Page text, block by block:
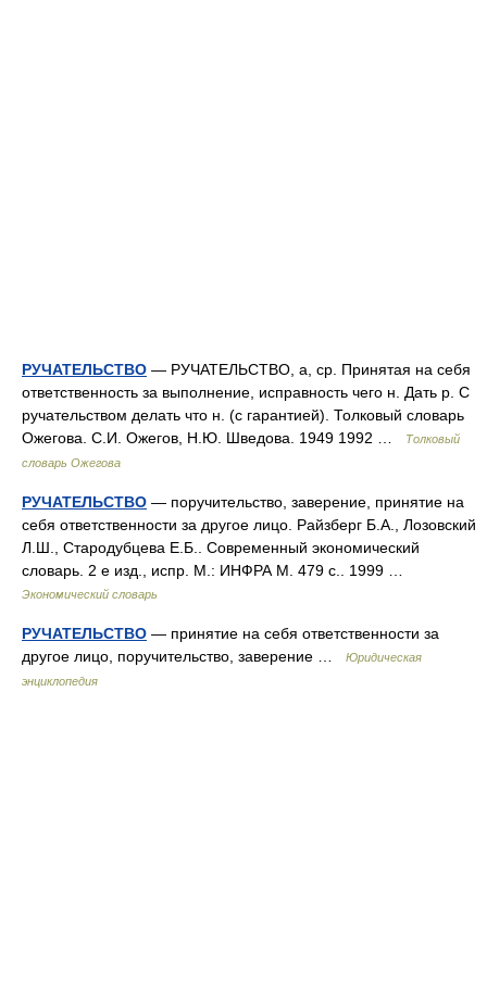
РУЧАТЕЛЬСТВО — РУЧАТЕЛЬСТВО, а, ср. Принятая на себя
ответственность за выполнение, исправность чего н. Дать р. С
ручательством делать что н. (с гарантией). Толковый словарь
Ожегова. С.И. Ожегов, Н.Ю. Шведова. 1949 1992 …
Толковый
словарь Ожегова
РУЧАТЕЛЬСТВО — поручительство, заверение, принятие на
себя ответственности за другое лицо. Райзберг Б.А., Лозовский
Л.Ш., Стародубцева Е.Б.. Современный экономический
словарь. 2 е изд., испр. М.: ИНФРА М. 479 с.. 1999 …
Экономический словарь
РУЧАТЕЛЬСТВО — принятие на себя ответственности за
другое лицо, поручительство, заверение …
Юридическая
энциклопедия